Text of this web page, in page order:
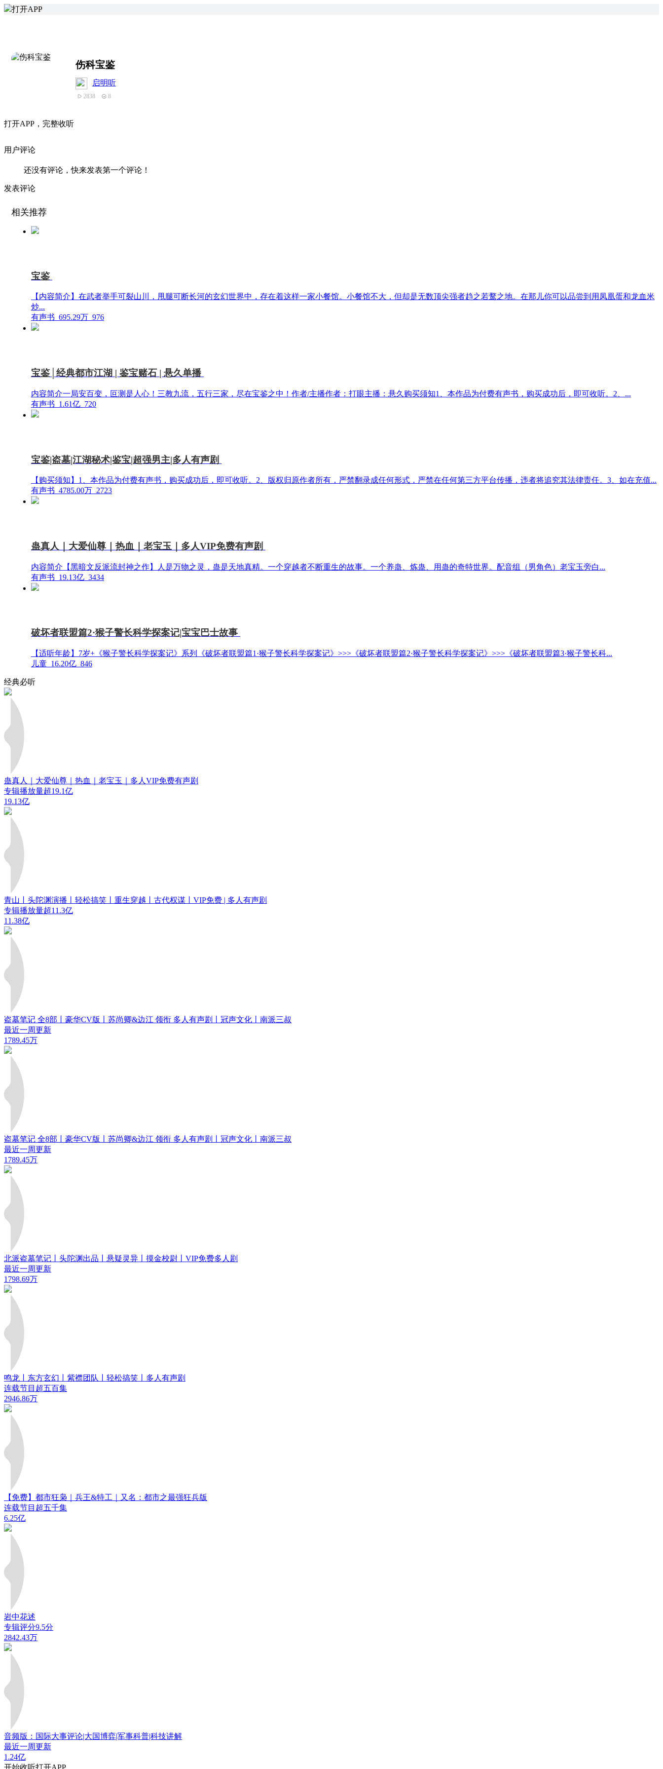
打开APP
伤科宝鉴
启明听
2838 8
打开APP，完整收听
用户评论
还没有评论，快来发表第一个评论！
发表评论
相关推荐
宝鉴
【内容简介】在武者举手可裂山川，甩腿可断长河的玄幻世界中，存在着这样一家小餐馆。小餐馆不大，但却是无数顶尖强者趋之若鹜之地。在那儿你可以品尝到用凤凰蛋和龙血米
炒...
有声书 695.29万 976
宝鉴│经典都市江湖 | 鉴宝赌石 | 悬久单播
内容简介一局安百变，叵测是人心！三教九流，五行三家，尽在宝鉴之中！作者/主播作者：打眼主播：悬久购买须知1、本作品为付费有声书，购买成功后，即可收听。2、...
有声书 1.61亿 720
宝鉴|盗墓|江湖秘术|鉴宝|超强男主|多人有声剧
【购买须知】1、本作品为付费有声书，购买成功后，即可收听。2、版权归原作者所有，严禁翻录成任何形式，严禁在任何第三方平台传播，违者将追究其法律责任。3、如在充值...
有声书 4785.00万 2723
蛊真人｜大爱仙尊｜热血｜老宝玉｜多人VIP免费有声剧
内容简介【黑暗文反派流封神之作】人是万物之灵，蛊是天地真精。一个穿越者不断重生的故事。一个养蛊、炼蛊、用蛊的奇特世界。配音组（男角色）老宝玉旁白...
有声书 19.13亿 3434
破坏者联盟篇2·猴子警长科学探案记|宝宝巴士故事
【适听年龄】7岁+《猴子警长科学探案记》系列《破坏者联盟篇1·猴子警长科学探案记》>>>《破坏者联盟篇2·猴子警长科学探案记》>>>《破坏者联盟篇3·猴子警长科...
儿童 16.20亿 846
经典必听
蛊真人｜大爱仙尊｜热血｜老宝玉｜多人VIP免费有声剧
专辑播放量超19.1亿
19.13亿
青山丨头陀渊演播丨轻松搞笑丨重生穿越丨古代权谋丨VIP免费 | 多人有声剧
专辑播放量超11.3亿
11.38亿
盗墓笔记 全8部丨豪华CV版丨苏尚卿&边江 领衔 多人有声剧丨冠声文化丨南派三叔
最近一周更新
1789.45万
盗墓笔记 全8部丨豪华CV版丨苏尚卿&边江 领衔 多人有声剧丨冠声文化丨南派三叔
最近一周更新
1789.45万
北派盗墓笔记丨头陀渊出品丨悬疑灵异丨摸金校尉丨VIP免费多人剧
最近一周更新
1798.69万
鸣龙丨东方玄幻丨紫襟团队丨轻松搞笑丨多人有声剧
连载节目超五百集
2946.86万
【免费】都市狂枭｜兵王&特工｜又名：都市之最强狂兵版
连载节目超五千集
6.25亿
岩中花述
专辑评分9.5分
2842.43万
音频版：国际大事评论|大国博弈|军事科普|科技讲解
最近一周更新
1.24亿